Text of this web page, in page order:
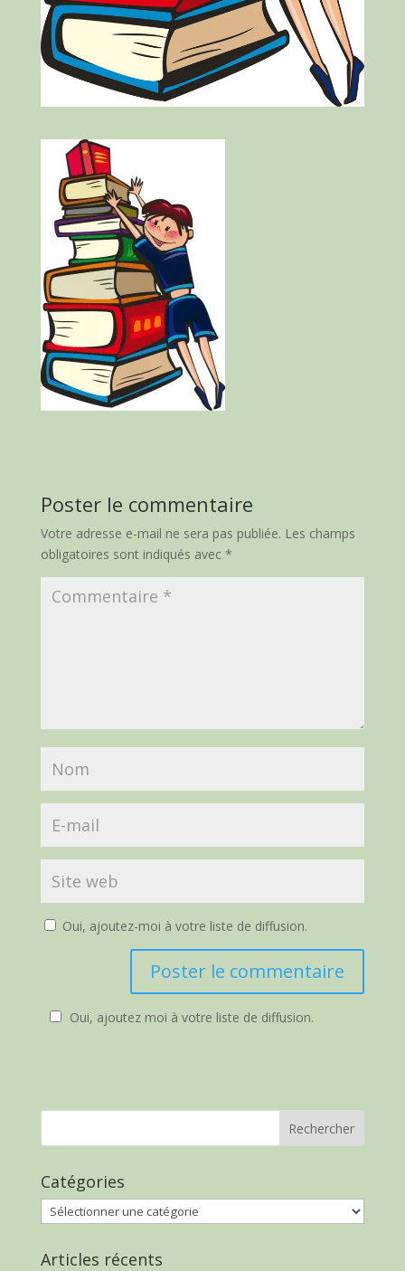
Poster le commentaire
Votre adresse e-mail ne sera pas publiée. Les champs
obligatoires sont indiqués avec *
Oui, ajoutez-moi à votre liste de diffusion.
Oui, ajoutez moi à votre liste de diffusion.
Catégories
Catégories
Articles récents